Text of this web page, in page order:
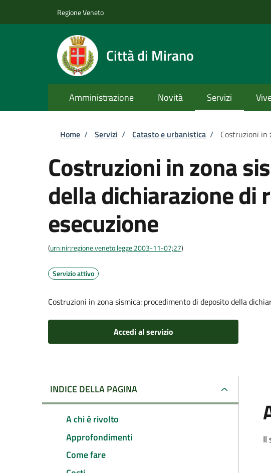
Regione Veneto
Città di Mirano
Amministrazione Novità Servizi
Briciole di pane
Home / Servizi / Catasto e urbanistica / Costruzioni in
Costruzioni in zona
della dichiarazione di
esecuzione
(urn:nir:regione.veneto:legge:2003-11-07;27)
Servizio attivo
Costruzioni in zona sismica: procedimento di deposito della
Accedi al servizio
INDICE DELLA PAGINA
A chi è rivolto
Approfondimenti
Come fare
Il